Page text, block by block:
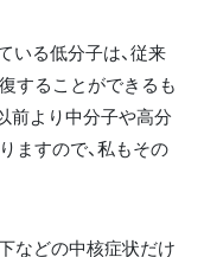
いる低分子は、従来
することができるも
前より中分子や高分
ますので、私もその
などの中核症状だけ